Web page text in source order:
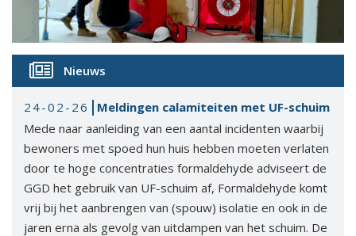
Documenten
Dossiers
Fotoalbums
Opleidingen
Over
BWT
BMK
Vacatures
Nieuws
24-02-26
Meldingen calamiteiten met UF-schuim
Mede naar aanleiding van een aantal incidenten waarbij
bewoners met spoed hun huis hebben moeten verlaten
door te hoge concentraties formaldehyde adviseert de
GGD het gebruik van UF-schuim af, Formaldehyde komt
vrij bij het aanbrengen van (spouw) isolatie en ook in de
jaren erna als gevolg van uitdampen van het schuim. De